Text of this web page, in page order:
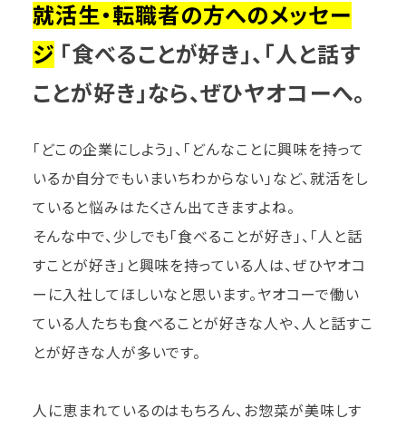
就活生・転職者の方へのメッセー
ジ 「食べることが好き」、「人と話す
ことが好き」なら、ぜひヤオコーへ。
「どこの企業にしよう」、「どんなことに興味を持って
いるか自分でもいまいちわからない」など、就活をし
ていると悩みはたくさん出てきますよね。
そんな中で、少しでも「食べることが好き」、「人と話
すことが好き」と興味を持っている人は、ぜひヤオコ
ーに入社してほしいなと思います。ヤオコーで働い
ている人たちも食べることが好きな人や、人と話すこ
とが好きな人が多いです。
人に恵まれているのはもちろん、お惣菜が美味しす